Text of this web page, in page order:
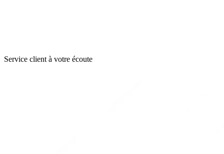
Service client à votre écoute